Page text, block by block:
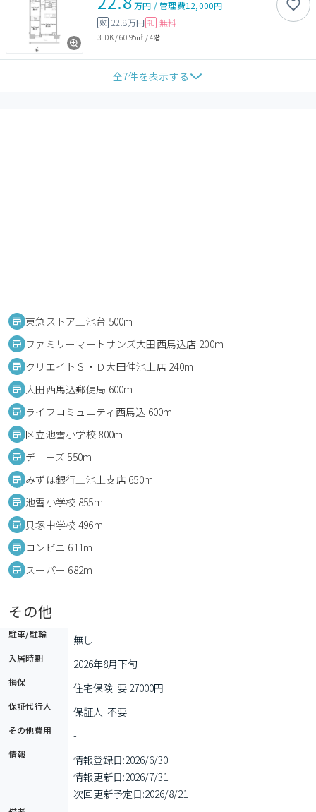
万円 /管理費12,000円
敷 22.8万円 礼 無料
3LDK/60.95㎡ /4階
全7件を表示する
東急ストア上池台 500m
ファミリーマートサンズ大田西馬込店 200m
クリエイトＳ・Ｄ大田仲池上店 240m
大田西馬込郵便局 600m
ライフコミュニティ西馬込 600m
区立池雪小学校 800m
デニーズ 550m
みずほ銀行上池上支店 650m
池雪小学校 855m
貝塚中学校 496m
コンビニ 611m
スーパー 682m
その他
駐車/駐輪 無し
入居時期 2026年8月下旬
損保 住宅保険: 要 27000円
保証代行人 保証人: 不要
その他費用 -
情報 情報登録日:2026/6/30
情報更新日:2026/7/31
次回更新予定日:2026/8/21